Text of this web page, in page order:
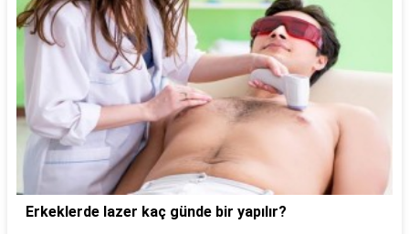
Erkeklerde lazer kaç günde bir yapılır?